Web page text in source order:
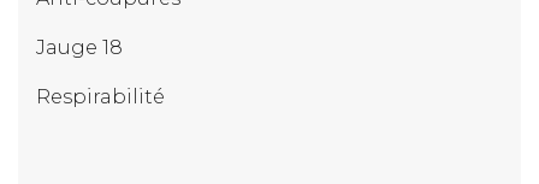
Jauge 18
Respirabilité